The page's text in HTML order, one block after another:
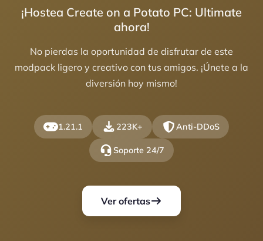
¡Hostea Create on a Potato PC: Ultimate
ahora!
No pierdas la oportunidad de disfrutar de este
modpack ligero y creativo con tus amigos. ¡Únete a la
diversión hoy mismo!
1.21.1 223K+ Anti-DDoS
Soporte 24/7
Ver ofertas